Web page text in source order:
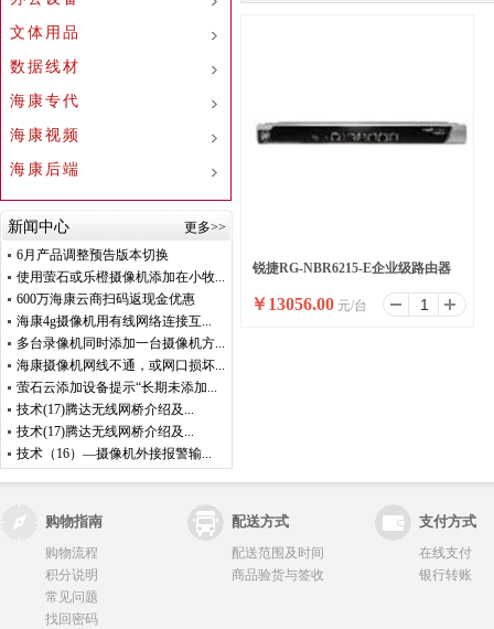
文体用品
数据线材
海康专代
海康视频
海康后端
新闻中心
更多>>
6月产品调整预告版本切换
使用萤石或乐橙摄像机添加在小牧...
600万海康云商扫码返现金优惠
海康4g摄像机用有线网络连接互...
多台录像机同时添加一台摄像机方...
海康摄像机网线不通，或网口损坏...
萤石云添加设备提示“长期未添加...
技术(17)腾达无线网桥介绍及...
技术(17)腾达无线网桥介绍及...
技术（16）—摄像机外接报警输...
锐捷RG-NBR6215-E企业级路由器
￥13056.00 元/台
购物指南 配送方式 支付方式
购物流程
积分说明
常见问题
找回密码
配送范围及时间
商品验货与签收
在线支付
银行转账